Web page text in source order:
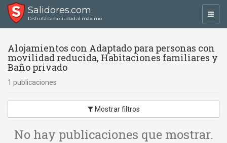
Salidores.com
Disfrutá cada ciudad al máximo
Alojamientos con Adaptado para personas con
movilidad reducida, Habitaciones familiares y
Baño privado
1 publicaciones
Mostrar filtros
No hay publicaciones que mostrar.